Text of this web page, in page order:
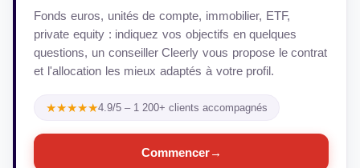
Fonds euros, unités de compte, immobilier, ETF,
private equity : indiquez vos objectifs en quelques
questions, un conseiller Cleerly vous propose le contrat
et l'allocation les mieux adaptés à votre profil.
★★★★★4.9/5 – 1 200+ clients accompagnés
Commencer→